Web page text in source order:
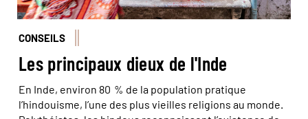
CONSEILS
Les principaux dieux de l'Inde
En Inde, environ 80 % de la population pratique
l’hindouisme, l’une des plus vieilles religions au monde.